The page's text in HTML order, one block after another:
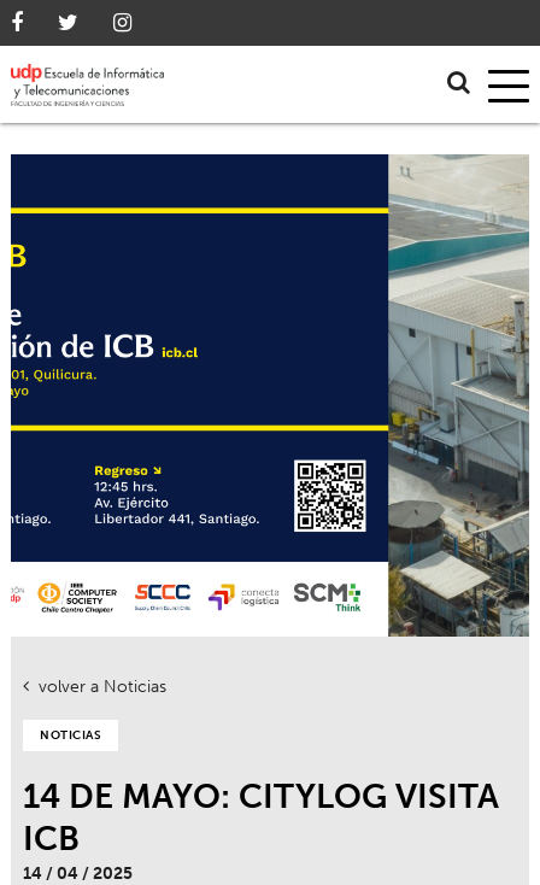
volver a Noticias
NOTICIAS
14 DE MAYO: CITYLOG VISITA
ICB
14 / 04 / 2025